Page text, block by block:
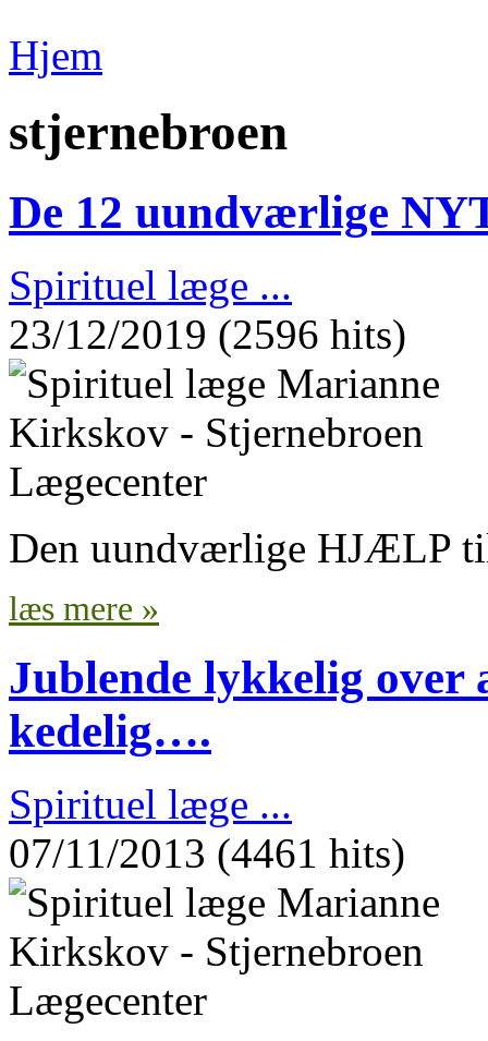
Hjem
stjernebroen
De 12 uundværlige
Spirituel læge ...
23/12/2019 (2596 hits)
Den uundværlige HJÆLP
læs mere »
Jublende lykkelig over
kedelig….
Spirituel læge ...
07/11/2013 (4461 hits)